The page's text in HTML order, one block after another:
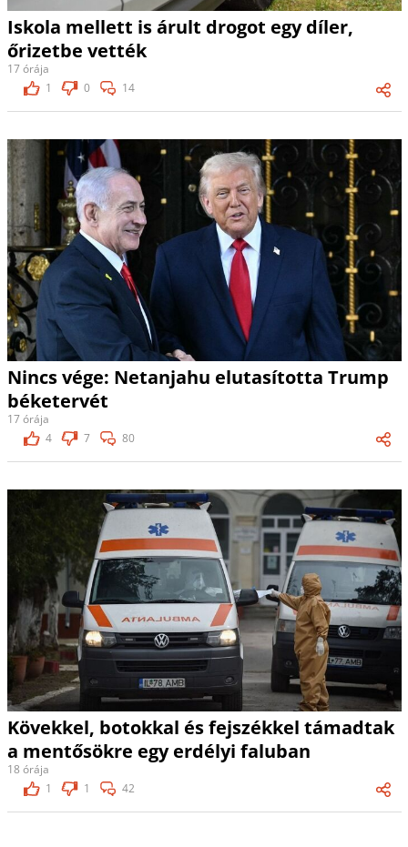
Iskola mellett is árult drogot egy díler,
őrizetbe vették
17 órája
1
0 14
Nincs vége: Netanjahu elutasította Trump
béketervét
17 órája
4
7 80
Kövekkel, botokkal és fejszékkel támadtak
a mentősökre egy erdélyi faluban
18 órája
1
1 42